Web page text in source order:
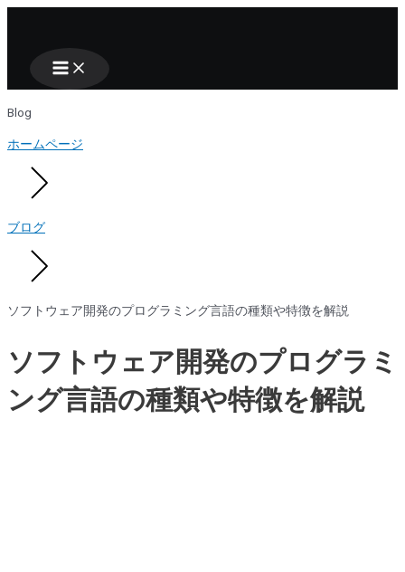
Nhảy
Main
Blog
ホームページ
ブログ
ソフトウェア開発のプログラミング言語の種類や特徴を解説
ソフトウェア開発のプログラミ
ング言語の種類や特徴を解説